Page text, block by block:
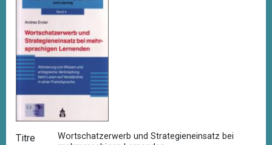
Titre
Wortschatzerwerb und Strategieneinsatz bei